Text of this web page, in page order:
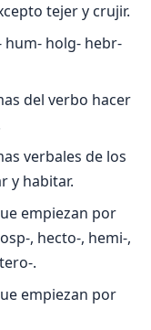
tejer y crujir.
hum- holg- hebr-
del verbo hacer
verbales de los
y habitar.
empiezan por
, hecto-, hemi-,
.
empiezan por